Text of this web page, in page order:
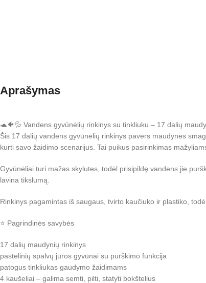
Aprašymas
🐢🐠💦 Vandens gyvūnėlių rinkinys su tinkliuku – 17 dalių
Šis 17 dalių vandens gyvūnėlių rinkinys pavers maudynes
kurti savo žaidimo scenarijus. Tai puikus pasirinkimas
Gyvūnėliai turi mažas skylutes, todėl prisipildę vandens jie
lavina tikslumą.
Rinkinys pagamintas iš saugaus, tvirto kaučiuko ir plastiko,
⭐ Pagrindinės savybės
17 dalių maudynių rinkinys
pastelinių spalvų jūros gyvūnai su purškimo funkcija
patogus tinkliukas gaudymo žaidimams
4 kaušeliai – galima semti, pilti, statyti bokštelius